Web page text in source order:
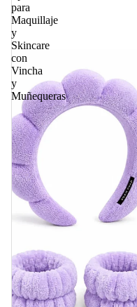
para
Maquillaje
y
Skincare
con
Vincha
y
Muñequeras